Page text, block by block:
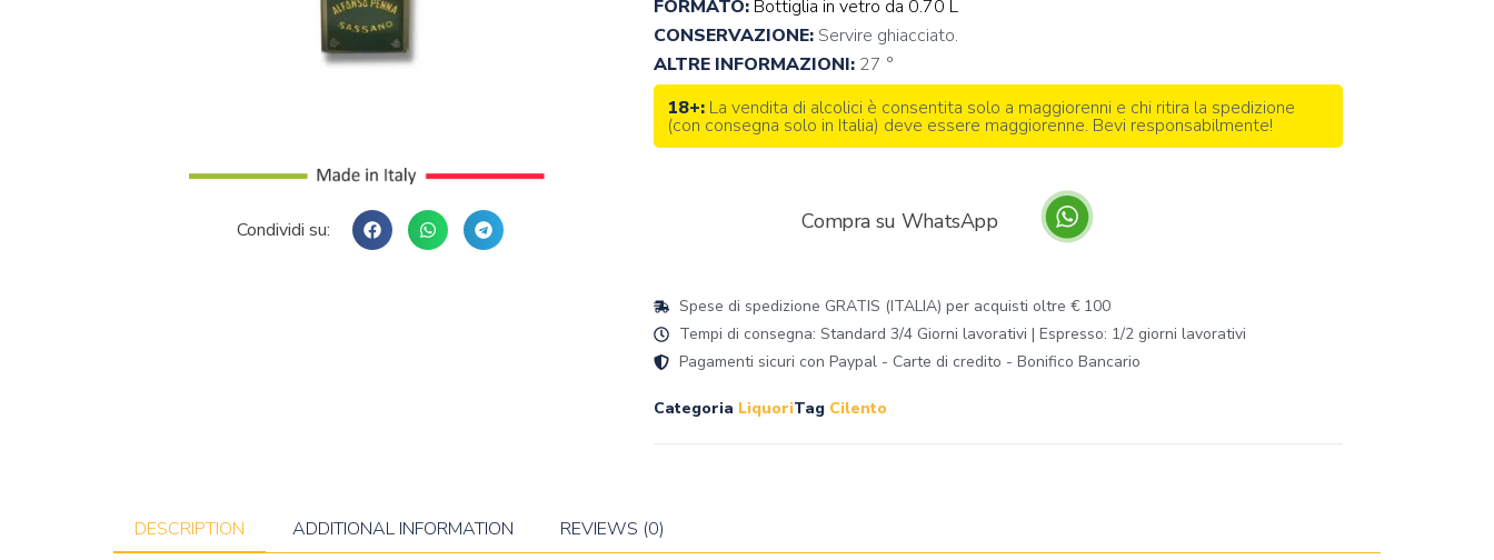
Condividi su:
FORMATO: Bottiglia in vetro da 0.70 L
CONSERVAZIONE: Servire ghiacciato.
ALTRE INFORMAZIONI: 27 °
18+: La vendita di alcolici è consentita solo a maggiorenni e chi ritira la spedizione
(con consegna solo in Italia) deve essere maggiorenne. Bevi responsabilmente!
Compra su WhatsApp
Spese di spedizione GRATIS (ITALIA) per acquisti oltre € 100
Tempi di consegna: Standard 3/4 Giorni lavorativi | Espresso: 1/2 giorni lavorativi
Pagamenti sicuri con Paypal - Carte di credito - Bonifico Bancario
Categoria LiquoriTag Cilento
DESCRIPTION ADDITIONAL INFORMATION REVIEWS (0)